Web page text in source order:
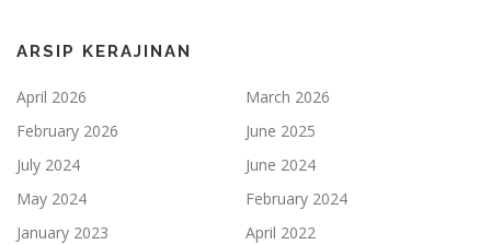
ARSIP KERAJINAN
April 2026
March 2026
February 2026
June 2025
July 2024
June 2024
May 2024
February 2024
January 2023
April 2022